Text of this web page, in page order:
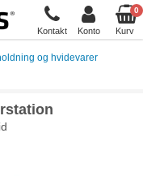
Kontakt Konto
0
Kurv
og hvidevarer